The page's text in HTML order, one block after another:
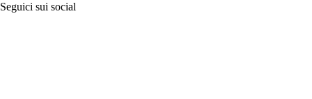
Seguici sui social